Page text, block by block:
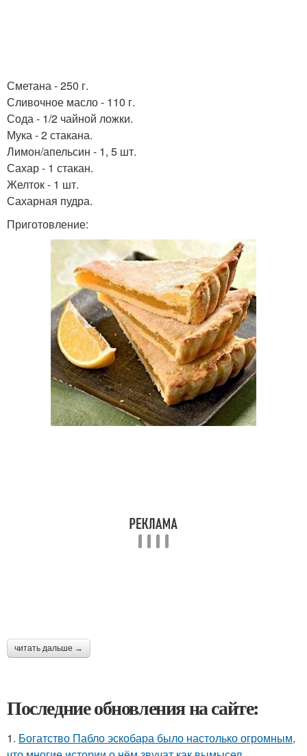
Сметана - 250 г.
Сливочное масло - 110 г.
Сода - 1/2 чайной ложки.
Мука - 2 стакана.
Лимон/апельсин - 1, 5 шт.
Сахар - 1 стакан.
Желток - 1 шт.
Сахарная пудра.
Приготовление:
читать дальше →
Последние обновления на сайте:
1. Богатство Пабло эскобара было настолько огромным,